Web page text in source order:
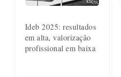
Ideb 2025: resultados
em alta, valorização
profissional em baixa